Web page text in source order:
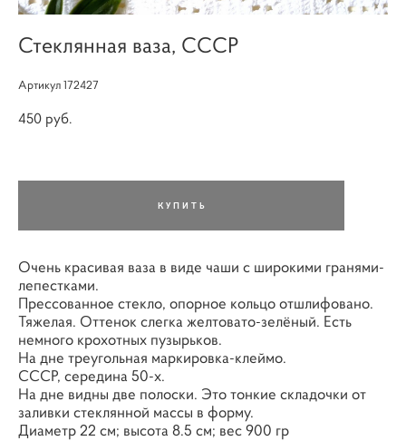
Стеклянная ваза, СССР
Артикул 172427
450 pуб.
КУПИТЬ
Очень красивая ваза в виде чаши с широкими гранями-
лепестками.
Прессованное стекло, опорное кольцо отшлифовано.
Тяжелая. Оттенок слегка желтовато-зелёный. Есть
немного крохотных пузырьков.
На дне треугольная маркировка-клеймо.
СССР, середина 50-х.
На дне видны две полоски. Это тонкие складочки от
заливки стеклянной массы в форму.
Диаметр 22 см; высота 8.5 см; вес 900 гр